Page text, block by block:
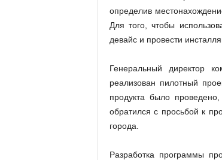
определив
Для того, чтобы
девайс и провести
Генеральный директор
реализован пилотный
продукта было
обратился с просьбой к
города.
Разработка программы